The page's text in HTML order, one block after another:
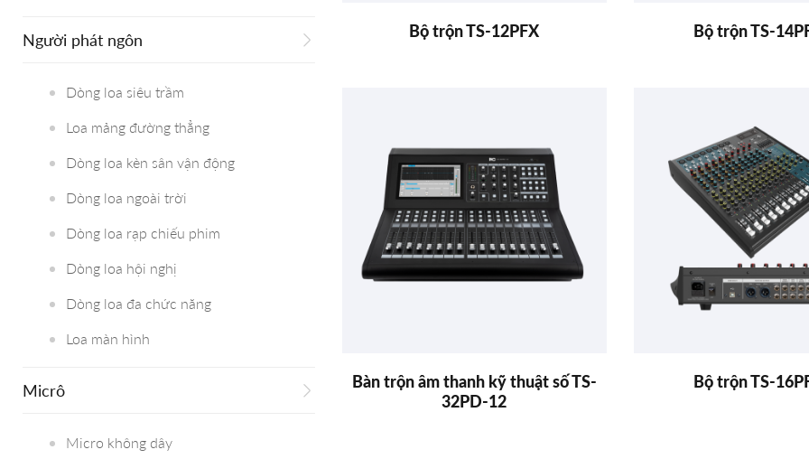
Người phát ngôn
Dòng loa siêu trầm
Loa mảng đường thẳng
Dòng loa kèn sân vận động
Dòng loa ngoài trời
Dòng loa rạp chiếu phim
Dòng loa hội nghị
Dòng loa đa chức năng
Loa màn hình
Micrô
Micro không dây
Bộ trộn TS-12PFX Bộ trộn TS-
Bàn trộn âm thanh kỹ thuật số TS-
32PD-12
Bộ trộn TS-